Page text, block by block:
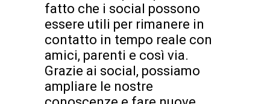
fatto che i social possono
essere utili per rimanere in
contatto in tempo reale con
amici, parenti e così via.
Grazie ai social, possiamo
ampliare le nostre